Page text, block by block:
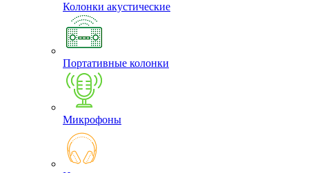
Колонки акустические
Портативные колонки
Микрофоны